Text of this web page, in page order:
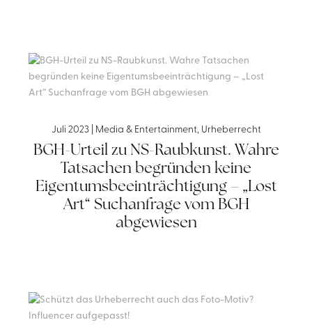
BGH-Urteil zu NS-Raubkunst. Wahre
Tatsachen begründen keine
Eigentumsbeeinträchtigung – „Lost
Art“ Suchanfrage vom BGH
abgewiesen
Juli 2023| Media & Entertainment, Urheberrecht